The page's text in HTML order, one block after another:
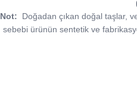
Not: Doğadan çıkan doğal taşlar,
sebebi ürünün sentetik ve